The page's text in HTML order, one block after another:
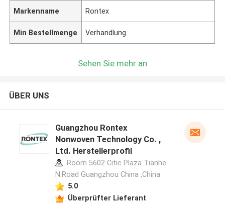
Markenname Rontex
Min Bestellmenge Verhandlung
Sehen Sie mehr an
ÜBER UNS
Guangzhou Rontex
Nonwoven Technology Co. ,
Ltd. Herstellerprofil
Room 5602 Citic Plaza Tianhe
N.Road Guangzhou China ,China
5.0
Überprüfter Lieferant